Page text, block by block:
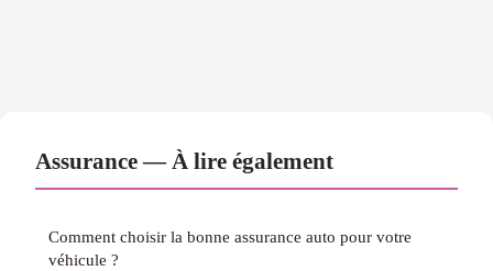
Assurance — À lire également
Comment choisir la bonne assurance auto pour votre
véhicule ?